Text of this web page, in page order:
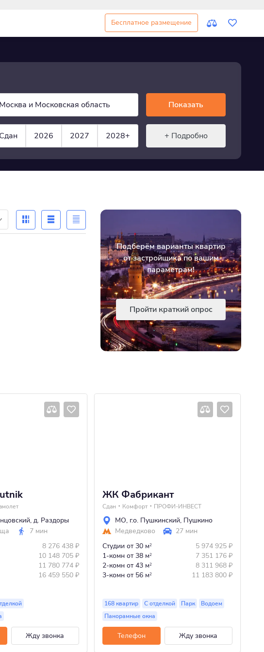
Бесплатное размещение
Москва и Московская область
Сдан 2026 2027 2028+
Показать
+ Подробно
Подберём варианты квартир
от застройщика по вашим
параметрам!
Пройти краткий опрос
, д. Раздоры
7 мин
8 276 438 ₽
10 148 705 ₽
11 780 774 ₽
16 459 550 ₽
Жду звонка
ЖК Фабрикант
Сдан Комфорт ПРОФИ-ИНВЕСТ
МО, г.о. Пушкинский, Пушкино
Медведково
27 мин
Студии от 30 м2 5 974 925 ₽
1-комн от 38 м2 7 351 176 ₽
2-комн от 43 м2 8 311 968 ₽
3-комн от 56 м2 11 183 800 ₽
168 квартир С отделкой Парк
Водоем
Панорамные окна
Телефон Жду звонка